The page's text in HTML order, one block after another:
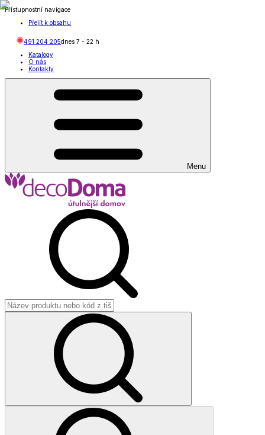
Přístupnostní navigace
Přejít k obsahu
491 204 205dnes 7 - 22 h
Katalogy
O nás
Kontakty
Menu